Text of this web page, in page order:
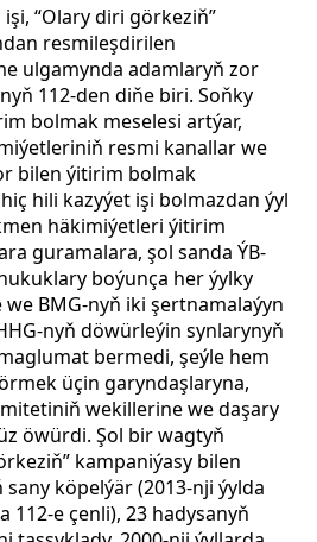
“Olary diri görkeziň”
resmileşdirilen
ulgamynda adamlaryň zor
112-den diňe biri.Soňky
bolmak meselesi artýar,
resmi kanallar we
bilen ýitirim bolmak
hili kazyýet işi bolmazdan ýyl
häkimiýetleri ýitirim
guramalara, şol sanda ÝB-
boýunça her ýylky
BMG-nyň iki şertnamalaýyn
nyň döwürleýin synlarynyň
bermedi, şeýle hem
üçin garyndaşlaryna,
wekillerine we daşary
öwürdi. Şol bir wagtyň
kampaniýasy bilen
köpelýär (2013-nji ýylda
112-e çenli), 23 hadysanyň